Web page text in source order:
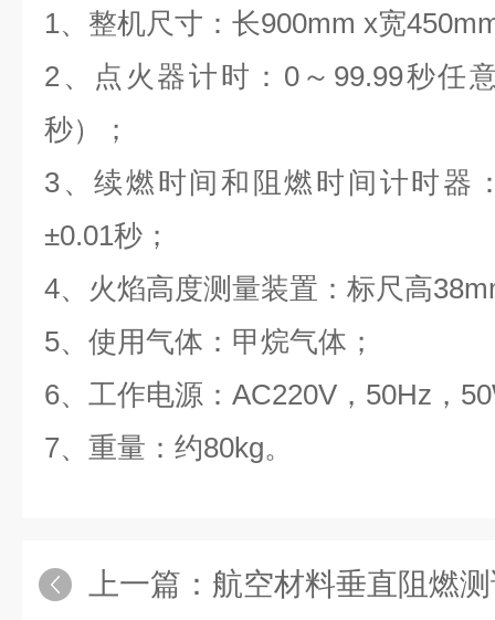
1、整机尺寸：长900mm x宽
2、点火器计时：0～99.99秒任
秒）；
3、续燃时间和阻燃时间计时器
±0.01秒；
4、火焰高度测量装置：标尺高
5、使用气体：甲烷气体；
6、工作电源：AC220V，50Hz，
7、重量：约80kg。
上一篇： 航空材料垂直阻燃